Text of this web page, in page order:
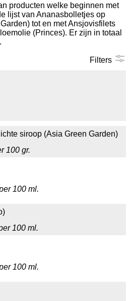
producten welke beginnen met
lijst van Ananasbolletjes op
tot en met Ansjovisfilets
(Princes). Er zijn in totaal
Filters
siroop (Asia Green Garden)
100 gr.
100 ml.
100 ml.
100 ml.